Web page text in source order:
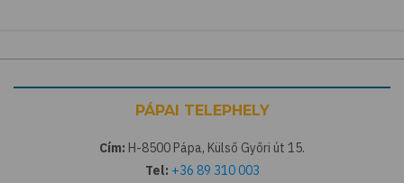
PÁPAI TELEPHELY
Cím: H-8500 Pápa, Külső Győri út 15.
Tel: +36 89 310 003